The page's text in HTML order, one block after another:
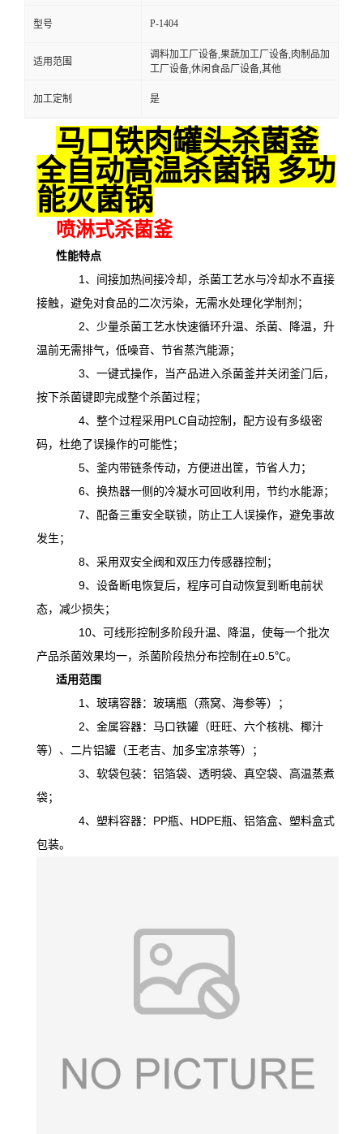
型号 P-1404
适用范围
调料加工厂设备,果蔬加工厂设备,肉制品加
工厂设备,休闲食品厂设备,其他
加工定制 是
马口铁肉罐头杀菌釜
全自动高温杀菌锅 多功
能灭菌锅
喷淋式杀菌釜
性能特点
1、间接加热间接冷却，杀菌工艺水与冷却水不直接
接触，避免对食品的二次污染，无需水处理化学制剂；
2、少量杀菌工艺水快速循环升温、杀菌、降温，升
温前无需排气，低噪音、节省蒸汽能源；
3、一键式操作，当产品进入杀菌釜并关闭釜门后，
按下杀菌键即完成整个杀菌过程；
4、整个过程采用PLC自动控制，配方设有多级密
码，杜绝了误操作的可能性；
5、釜内带链条传动，方便进出筐，节省人力；
6、换热器一侧的冷凝水可回收利用，节约水能源；
7、配备三重安全联锁，防止工人误操作，避免事故
发生；
8、采用双安全阀和双压力传感器控制；
9、设备断电恢复后，程序可自动恢复到断电前状
态，减少损失；
10、可线形控制多阶段升温、降温， 使每一个批次
产品杀菌效果均一，杀菌阶段热分布控制在±0.5℃。
适用范围
1、玻璃容器：玻璃瓶（燕窝、海参等）；
2、金属容器：马口铁罐（旺旺、六个核桃、椰汁
等）、二片铝罐（王老吉、加多宝凉茶等）；
3、软袋包装：铝箔袋、透明袋、真空袋、高温蒸煮
袋；
4、塑料容器：PP瓶、HDPE瓶、铝箔盒、塑料盒式
包装。